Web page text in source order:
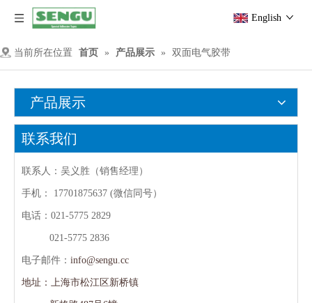
English
当前所在位置 首页 » 产品展示 » 双面电气胶带
产品展示
联系我们
联系人：吴义胜（销售经理）
手机： 17701875637 (微信同号）
电话：021-5775 2829
021-5775 2836
电子邮件： info@sengu.cc
地址：上海市松江区新桥镇